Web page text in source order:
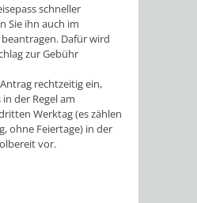
schneller
Sie ihn auch im
Dafür wird
zur Gebühr
rechtzeitig ein,
der Regel am
Werktag (es zählen
ohne Feiertage) in der
vor.